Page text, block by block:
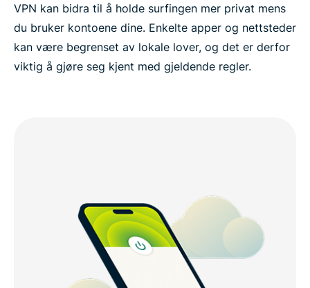
VPN kan bidra til å holde surfingen mer privat mens
du bruker kontoene dine. Enkelte apper og nettsteder
kan være begrenset av lokale lover, og det er derfor
viktig å gjøre seg kjent med gjeldende regler.